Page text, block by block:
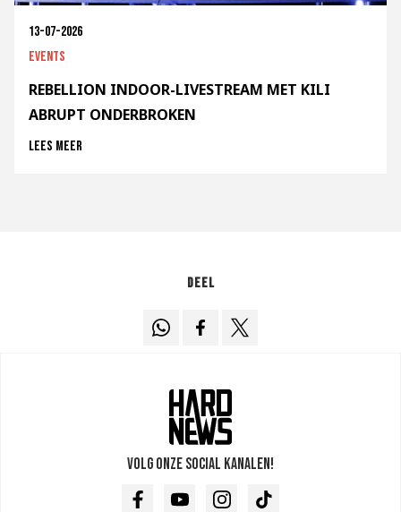
13-07-2026
Events
REBELLION INDOOR-LIVESTREAM MET KILI
ABRUPT ONDERBROKEN
Lees meer
Deel
Volg onze social kanalen!